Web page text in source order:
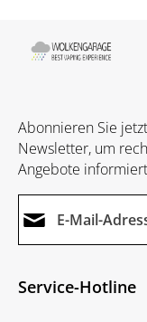
Abonnieren Sie
Newsletter, um
Angebote
Ich habe die
Die mit einem
Service-Hotline